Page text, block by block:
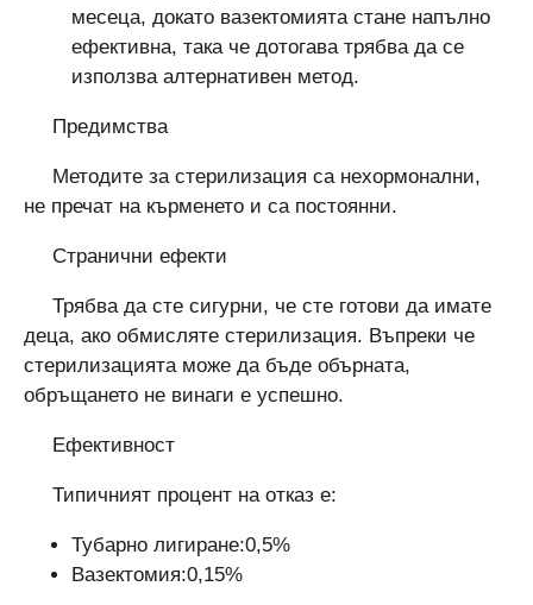
месеца, докато вазектомията стане напълно
ефективна, така че дотогава трябва да се
използва алтернативен метод.
Предимства
Методите за стерилизация са нехормонални,
не пречат на кърменето и са постоянни.
Странични ефекти
Трябва да сте сигурни, че сте готови да имате
деца, ако обмисляте стерилизация. Въпреки че
стерилизацията може да бъде обърната,
обръщането не винаги е успешно.
Ефективност
Типичният процент на отказ е:
Тубарно лигиране:0,5%
Вазектомия:0,15%